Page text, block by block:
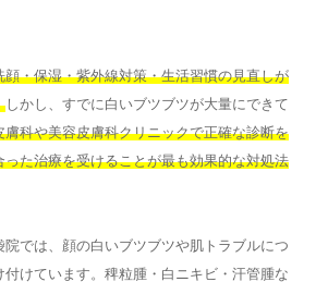
顔・保湿・紫外線対策・生活習慣の見直しが
しかし、すでに白いブツブツが大量にできて
膚科や美容皮膚科クリニックで正確な診断を
た治療を受けることが最も効果的な対処法
では、顔の白いブツブツや肌トラブルにつ
けています。稗粒腫・白ニキビ・汗管腫な